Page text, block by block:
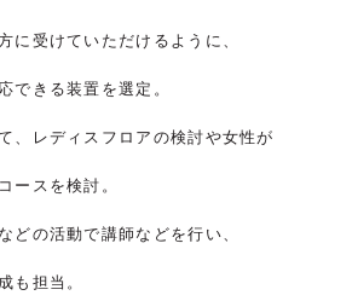
に受けていただけるように、
できる装置を選定。
、レディスフロアの検討や女性が
ースを検討。
どの活動で講師などを行い、
も担当。